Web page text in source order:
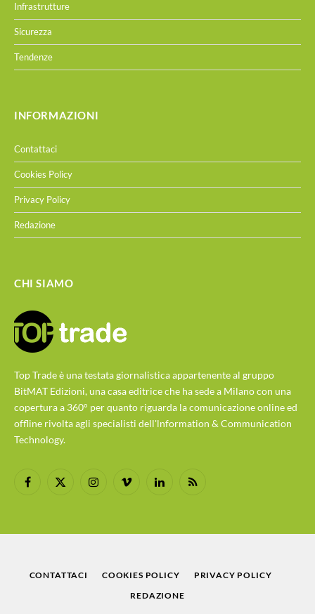
Infrastrutture
Sicurezza
Tendenze
INFORMAZIONI
Contattaci
Cookies Policy
Privacy Policy
Redazione
CHI SIAMO
Top Trade è una testata giornalistica appartenente al gruppo
BitMAT Edizioni, una casa editrice che ha sede a Milano con una
copertura a 360° per quanto riguarda la comunicazione online ed
offline rivolta agli specialisti dell'lnformation & Communication
Technology.
Facebook
X
InstagramVimeo LinkedInRSS
CONTATTACI COOKIES POLICY
PRIVACY POLICY
REDAZIONE